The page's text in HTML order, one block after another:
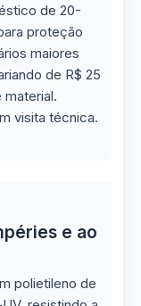
de 20-
proteção
maiores
de R$ 25
material.
visita técnica.
e ao
polietileno de